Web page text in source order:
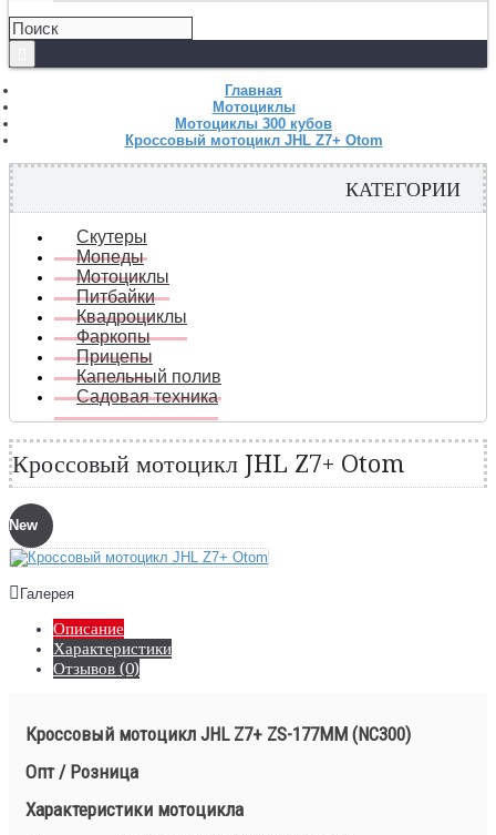
Главная
Мотоциклы
Мотоциклы 300 кубов
Кроссовый мотоцикл JHL Z7+ Otom
КАТЕГОРИИ
Скутеры
Мопеды
Мотоциклы
Питбайки
Квадроциклы
Фаркопы
Прицепы
Капельный полив
Садовая техника
Кроссовый мотоцикл JHL Z7+ Otom
New
Галерея
Описание
Характеристики
Отзывов (0)
Кроссовый мотоцикл JHL Z7+ ZS-177MM (NC300)
Опт / Розница
Характеристики мотоцикла